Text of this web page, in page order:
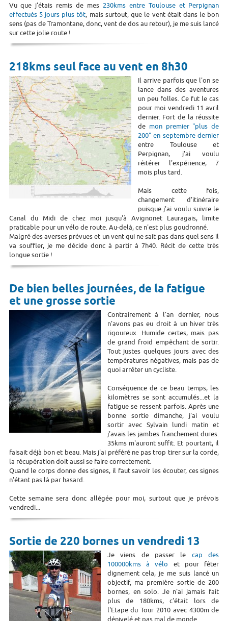
Vu que j'étais remis de mes 230kms entre Toulouse et Perpignan
effectués 5 jours plus tôt, mais surtout, que le vent était dans le bon
sens (pas de Tramontane, donc, vent de dos au retour), je me suis lancé
sur cette jolie route !
218kms seul face au vent en 8h30
Il arrive parfois que l'on se
lance dans des aventures
un peu folles. Ce fut le cas
pour moi vendredi 11 avril
dernier. Fort de la réussite
de mon premier "plus de
200" en septembre dernier
entre Toulouse et
Perpignan, j'ai voulu
réitérer l'expérience, 7
mois plus tard.
Mais cette fois,
changement d'itinéraire
puisque j'ai voulu suivre le
Canal du Midi de chez moi jusqu'à Avignonet Lauragais, limite
praticable pour un vélo de route. Au-delà, ce n'est plus goudronné.
Malgré des averses prévues et un vent qui ne sait pas dans quel sens il
va souffler, je me décide donc à partir à 7h40. Récit de cette très
longue sortie !
De bien belles journées, de la fatigue
et une grosse sortie
Contrairement à l'an dernier, nous
n'avons pas eu droit à un hiver très
rigoureux. Humide certes, mais pas
de grand froid empêchant de sortir.
Tout justes quelques jours avec des
températures négatives, mais pas de
quoi arrêter un cycliste.
Conséquence de ce beau temps, les
kilomètres se sont accumulés...et la
fatigue se ressent parfois. Après une
bonne sortie dimanche, j'ai voulu
sortir avec Sylvain lundi matin et
j'avais les jambes franchement dures.
35kms m'auront suffit. Et pourtant, il
faisait déjà bon et beau. Mais j'ai préféré ne pas trop tirer sur la corde,
la récupération doit aussi se faire correctement.
Quand le corps donne des signes, il faut savoir les écouter, ces signes
n'étant pas là par hasard.
Cette semaine sera donc allégée pour moi, surtout que je prévois
vendredi...
Sortie de 220 bornes un vendredi 13
Je viens de passer le cap des
100000kms à vélo et pour fêter
dignement cela, je me suis lancé un
objectif, ma première sortie de 200
bornes, en solo. Je n'ai jamais fait
plus de 180kms, c'était lors de
l'Etape du Tour 2010 avec 4300m de
dénivelé et pas mal de monde.